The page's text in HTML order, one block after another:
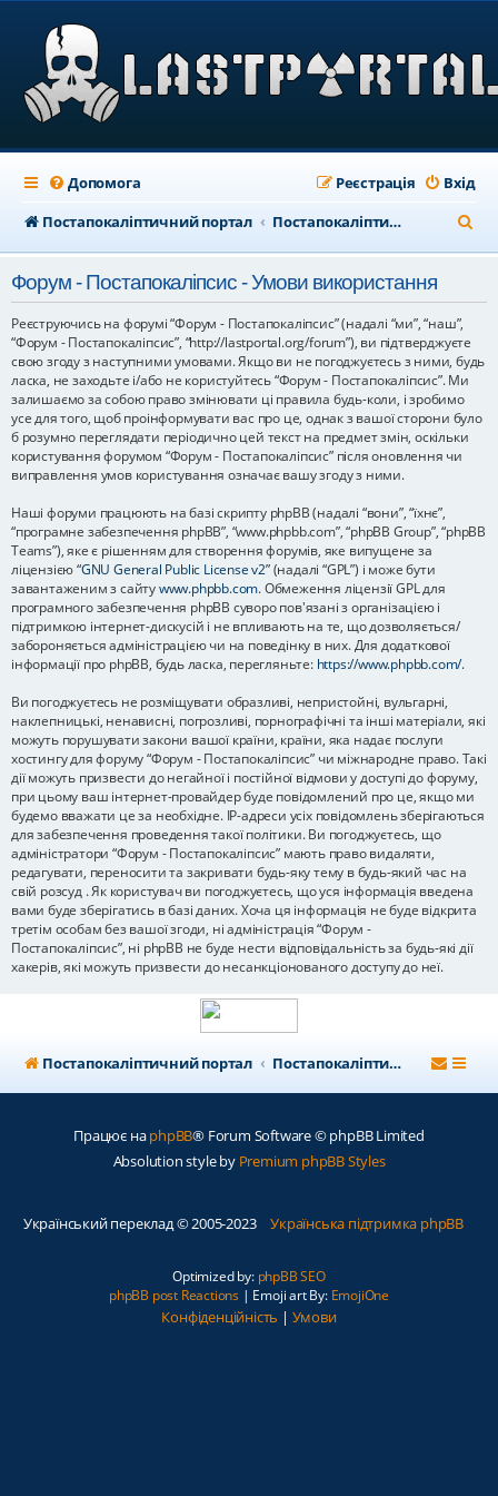
Допомога Вхід
Реєстрація
Постапокаліптичний портал
Постапокаліптичний форум
о
Форум - Постапокаліпсис - Умови використання
Реєструючись на форумі “Форум - Постапокаліпсис” (надалі “ми”, “наш”,
“Форум - Постапокаліпсис”, “http://lastportal.org/forum”), ви підтверджуєте
свою згоду з наступними умовами. Якщо ви не погоджуєтесь з ними, будь
ласка, не заходьте і/або не користуйтесь “Форум - Постапокаліпсис”. Ми
залишаємо за собою право змінювати ці правила будь-коли, і зробимо
усе для того, щоб проінформувати вас про це, однак з вашої сторони було
б розумно переглядати періодично цей текст на предмет змін, оскільки
користування форумом “Форум - Постапокаліпсис” після оновлення чи
виправлення умов користування означає вашу згоду з ними.
Наші форуми працюють на базі скрипту phpBB (надалі “вони”, “їхнє”,
“програмне забезпечення phpBB”, “www.phpbb.com”, “phpBB Group”, “phpBB
Teams”), яке є рішенням для створення форумів, яке випущене за
ліцензією “GNU General Public License v2” (надалі “GPL”) і може бути
завантаженим з сайтуwww.phpbb.com. Обмеження ліцензії GPL для
програмного забезпечення phpBB суворо пов'язані з організацією і
підтримкою інтернет-дискусій і не впливають на те, що дозволяється/
забороняється адміністрацією чи на поведінку в них. Для додаткової
інформації про phpBB, будь ласка, перегляньте: https://www.phpbb.com/.
Ви погоджуєтесь не розміщувати образливі, непристойні, вульгарні,
наклепницькі, ненависні, погрозливі, порнографічні та інші матеріали, які
можуть порушувати закони вашої країни, країни, яка надає послуги
хостингу для форуму “Форум - Постапокаліпсис” чи міжнародне право. Такі
дії можуть призвести до негайної і постійної відмови у доступі до форуму,
при цьому ваш інтернет-провайдер буде повідомлений про це, якщо ми
будемо вважати це за необхідне. IP-адреси усіх повідомлень зберігаються
для забезпечення проведення такої політики. Ви погоджуєтесь, що
адміністратори “Форум - Постапокаліпсис” мають право видаляти,
редагувати, переносити та закривати будь-яку тему в будь-який час на
свій розсуд . Як користувач ви погоджуєтесь, що уся інформація введена
вами буде зберігатись в базі даних. Хоча ця інформація не буде відкрита
третім особам без вашої згоди, ні адміністрація “Форум -
Постапокаліпсис”, ні phpBB не буде нести відповідальність за будь-які дії
хакерів, які можуть призвести до несанкціонованого доступу до неї.
Постапокаліптичний портал Постапокаліптичний форум
Працює наphpBB® Forum Software © phpBB Limited
Absolution style by Premium phpBB Styles
Український переклад © 2005-2023 Українська підтримка phpBB
Optimized by: phpBB SEO
phpBB post Reactions| Emoji art By: EmojiOne
Конфіденційність | Умови